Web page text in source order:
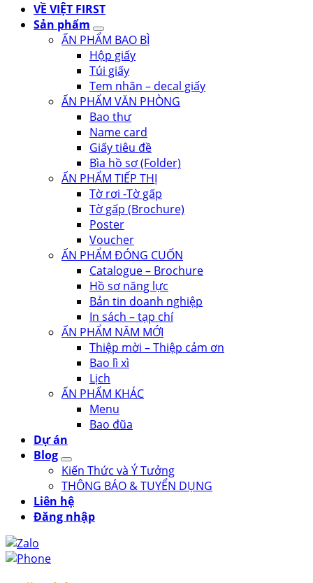
VỀ VIỆT FIRST
Sản phẩm
ẤN PHẨM BAO BÌ
Hộp giấy
Túi giấy
Tem nhãn – decal giấy
ẤN PHẨM VĂN PHÒNG
Bao thư
Name card
Giấy tiêu đề
Bìa hồ sơ (Folder)
ẤN PHẨM TIẾP THỊ
Tờ rơi -Tờ gấp
Tờ gấp (Brochure)
Poster
Voucher
ẤN PHẨM ĐÓNG CUỐN
Catalogue – Brochure
Hồ sơ năng lực
Bản tin doanh nghiệp
In sách – tạp chí
ẤN PHẨM NĂM MỚI
Thiệp mời – Thiệp cảm ơn
Bao lì xì
Lịch
ẤN PHẨM KHÁC
Menu
Bao đũa
Dự án
Blog
Kiến Thức và Ý Tưởng
THÔNG BÁO & TUYỂN DỤNG
Liên hệ
Đăng nhập